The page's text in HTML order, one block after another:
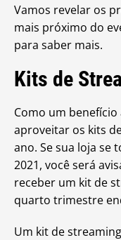
Vamos revelar os
mais próximo do
para saber mais.
Kits de
Como um
aproveitar os kits
ano. Se sua loja se
2021, você será
receber um kit de
quarto trimestre
Um kit de